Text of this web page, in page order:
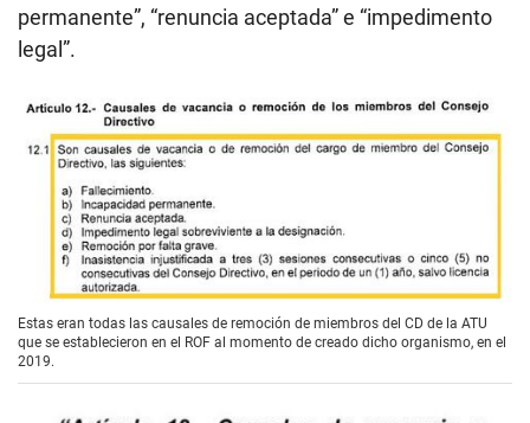
permanente”, “renuncia aceptada” e “impedimento
legal”.
Estas eran todas las causales de remoción de miembros del CD de la ATU
que se establecieron en el ROF al momento de creado dicho organismo, en el
2019.